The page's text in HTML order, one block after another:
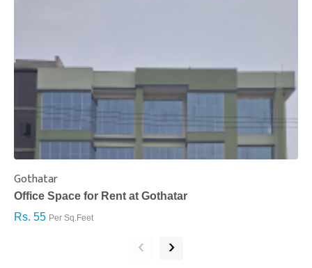
Gothatar
Office Space for Rent at Gothatar
Rs. 55 Per Sq.Feet
‹ ›